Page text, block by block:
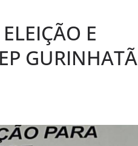
E
GURINHATÃ